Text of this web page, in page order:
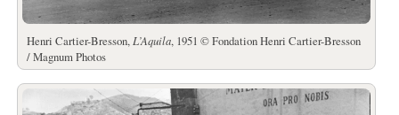
Henri Cartier-Bresson, L’Aquila, 1951 © Fondation Henri Cartier-Bresson
/ Magnum Photos